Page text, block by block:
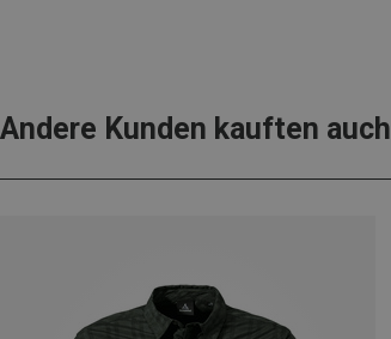
Andere Kunden kauften auch